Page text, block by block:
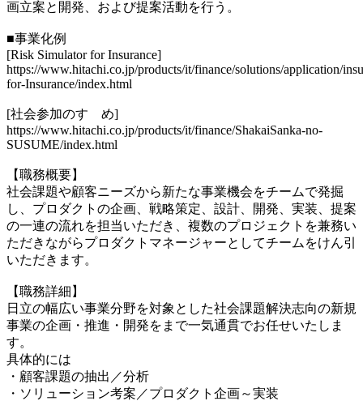
画立案と開発、および提案活動を行う。
■事業化例
[Risk Simulator for Insurance]
https://www.hitachi.co.jp/products/it/finance/solutions/application/
for-Insurance/index.html
[社会参加のすゝめ]
https://www.hitachi.co.jp/products/it/finance/ShakaiSanka-no-
SUSUME/index.html
【職務概要】
社会課題や顧客ニーズから新たな事業機会をチームで発掘
し、プロダクトの企画、戦略策定、設計、開発、実装、提案
の一連の流れを担当いただき、複数のプロジェクトを兼務い
ただきながらプロダクトマネージャーとしてチームをけん引
いただきます。
【職務詳細】
日立の幅広い事業分野を対象とした社会課題解決志向の新規
事業の企画・推進・開発をまで一気通貫でお任せいたしま
す。
具体的には
・顧客課題の抽出／分析
・ソリューション考案／プロダクト企画～実装